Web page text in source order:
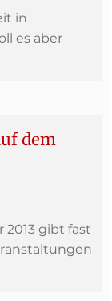
in
es aber
dem
gibt fast